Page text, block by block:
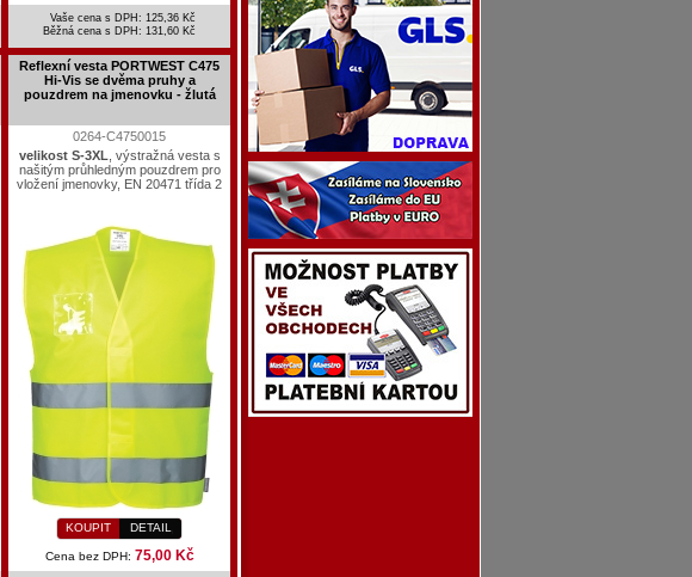
Vaše cena s DPH: 125,36 Kč
Běžná cena s DPH: 131,60 Kč
Reflexní vesta PORTWEST C475
Hi-Vis se dvěma pruhy a
pouzdrem na jmenovku - žlutá
0264-C4750015
velikost S-3XL , výstražná vesta s
našitým průhledným pouzdrem pro
vložení jmenovky, EN 20471 třída 2
KOUPIT DETAIL
Cena bez DPH: 75,00 Kč